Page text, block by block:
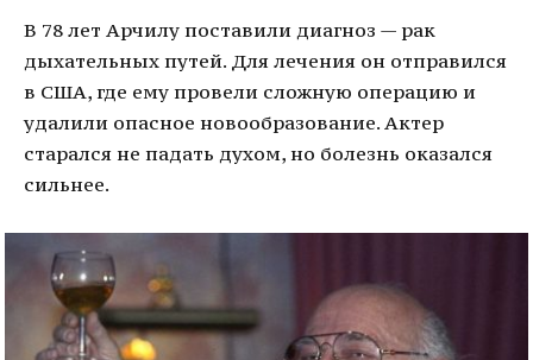
В 78 лет Арчилу поставили диагноз — рак
дыхательных путей. Для лечения он отправился
в США, где ему провели сложную операцию и
удалили опасное новообразование. Актер
старался не падать духом, но болезнь оказался
сильнее.